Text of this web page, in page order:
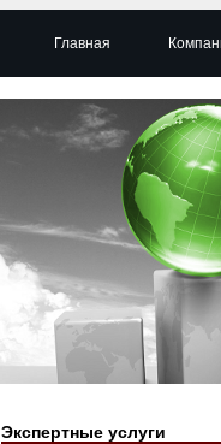
Главная
Экспертные услуги